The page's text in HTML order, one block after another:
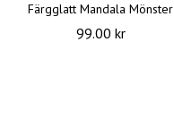
Färgglatt Mandala Mönster
99.00 kr